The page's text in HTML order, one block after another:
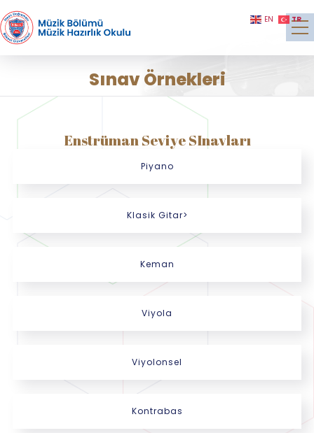
Sınav Örnekleri
Enstrüman Seviye SInavları
Piyano
Klasik Gitar>
Keman
Viyola
Viyolonsel
Kontrabas
EN TR